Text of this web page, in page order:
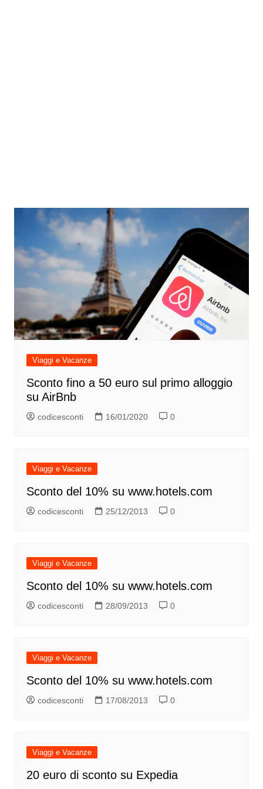
Viaggi e Vacanze
Sconto fino a 50 euro sul primo alloggio
su AirBnb
codicesconti 16/01/2020 0
Viaggi e Vacanze
Sconto del 10% su www.hotels.com
codicesconti 25/12/2013 0
Viaggi e Vacanze
Sconto del 10% su www.hotels.com
codicesconti 28/09/2013 0
Viaggi e Vacanze
Sconto del 10% su www.hotels.com
codicesconti 17/08/2013 0
Viaggi e Vacanze
20 euro di sconto su Expedia